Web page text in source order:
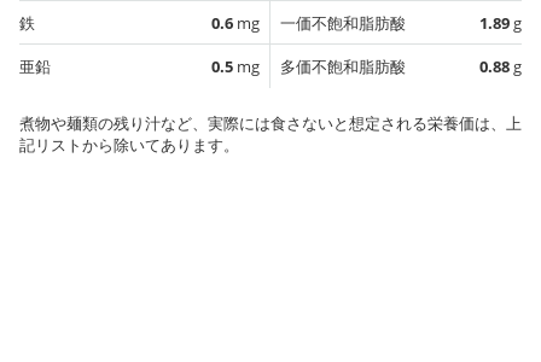
鉄
0.6 mg
亜鉛
0.5 mg
一価不飽和脂肪酸
1.89g
多価不飽和脂肪酸
0.88g
煮物や麺類の残り汁など、実際には食さないと想定される栄養価は、上
記リストから除いてあります。